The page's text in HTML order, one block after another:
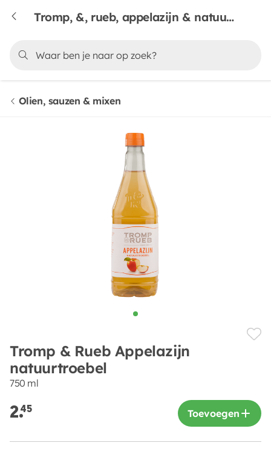
Tromp, &, rueb, appelazijn & natuurtroebel
Olien, sauzen & mixen
Tromp & Rueb Appelazijn
natuurtroebel
750 ml
2.45 Toevoegen